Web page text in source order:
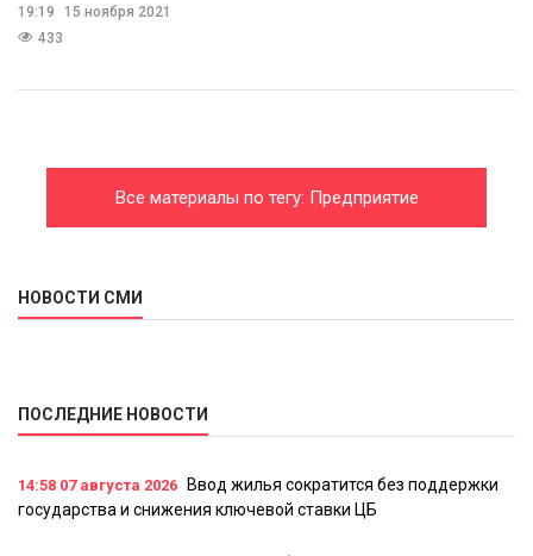
19:19
15 ноября 2021
433
Все материалы по тегу: Предприятие
НОВОСТИ СМИ
ПОСЛЕДНИЕ НОВОСТИ
14:58 07 августа 2026
Ввод жилья сократится без поддержки
государства и снижения ключевой ставки ЦБ